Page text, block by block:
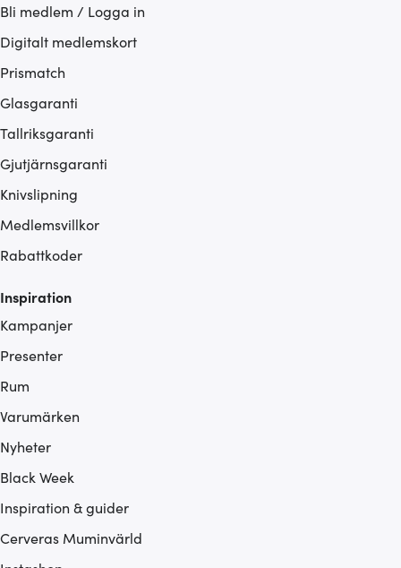
Bli medlem / Logga in
Digitalt medlemskort
Prismatch
Glasgaranti
Tallriksgaranti
Gjutjärnsgaranti
Knivslipning
Medlemsvillkor
Rabattkoder
Inspiration
Kampanjer
Presenter
Rum
Varumärken
Nyheter
Black Week
Inspiration & guider
Cerveras Muminvärld